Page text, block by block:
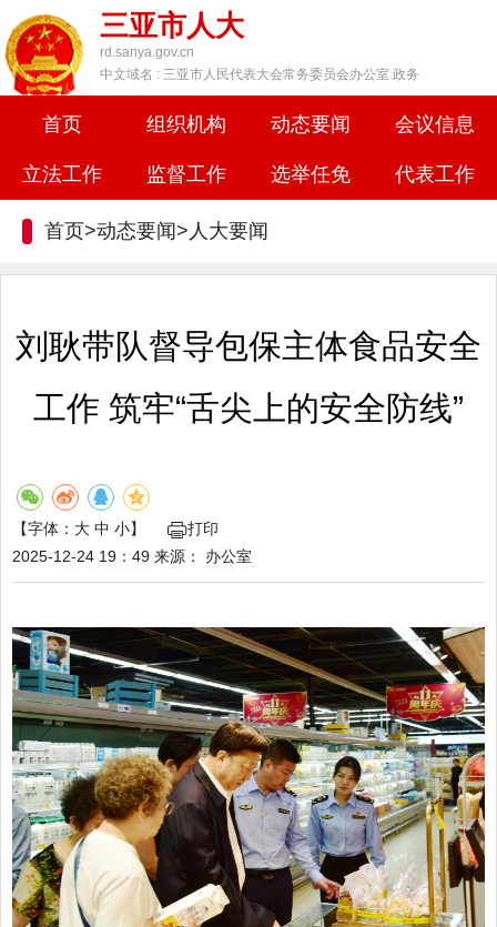
三亚市人大
rd.sanya.gov.cn
中文域名 : 三亚市人民代表大会常务委员会办公室.政务
首页 组织机构 动态要闻 会议信息
立法工作 监督工作 选举任免 代表工作
首页>动态要闻> 人大要闻
刘耿带队督导包保主体食品安全
工作 筑牢“舌尖上的安全防线”
【字体： 大 中 小】
打印
2025-12-24 19：49 来源： 办公室